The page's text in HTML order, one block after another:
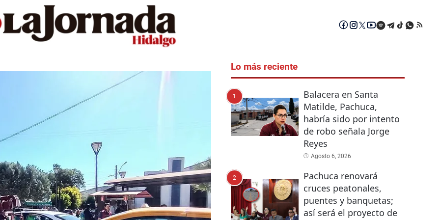
Lo más reciente
1
Balacera en Santa
Matilde, Pachuca,
habría sido por intento
de robo señala Jorge
Reyes
Agosto 6, 2026
2
Pachuca renovará
cruces peatonales,
puentes y banquetas;
así será el proyecto de